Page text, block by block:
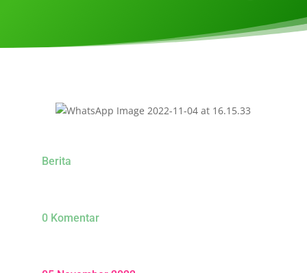
Berita
0 Komentar